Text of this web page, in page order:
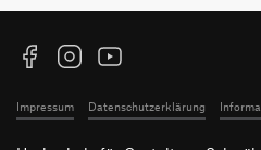
FacebookInstagramYouTube
Impressum Datenschutzerklärung